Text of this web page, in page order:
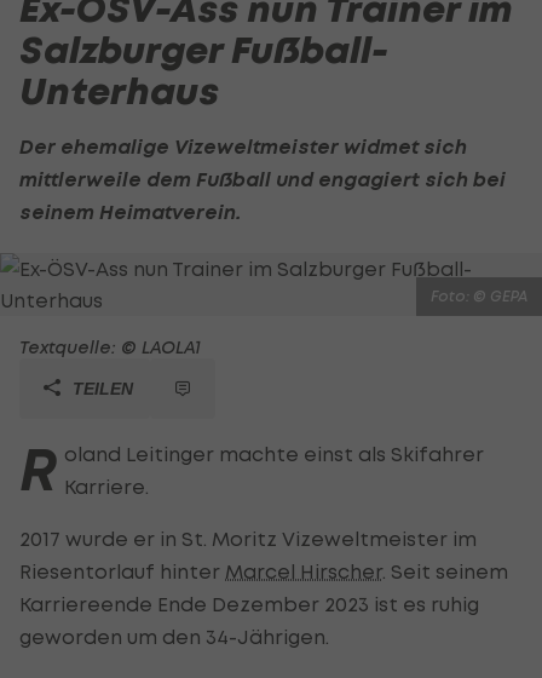
Salzburger Fußball-
Unterhaus
Der ehemalige Vizeweltmeister widmet sich
mittlerweile dem Fußball und engagiert sich bei
seinem Heimatverein.
Foto: © GEPA
Textquelle: © LAOLA1
TEILEN
R oland Leitinger machte einst als Skifahrer
Karriere.
2017 wurde er in St. Moritz Vizeweltmeister im
Riesentorlauf hinter Marcel Hirscher. Seit seinem
Karriereende Ende Dezember 2023 ist es ruhig
geworden um den 34-Jährigen.